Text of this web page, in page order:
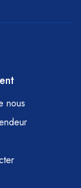
nous